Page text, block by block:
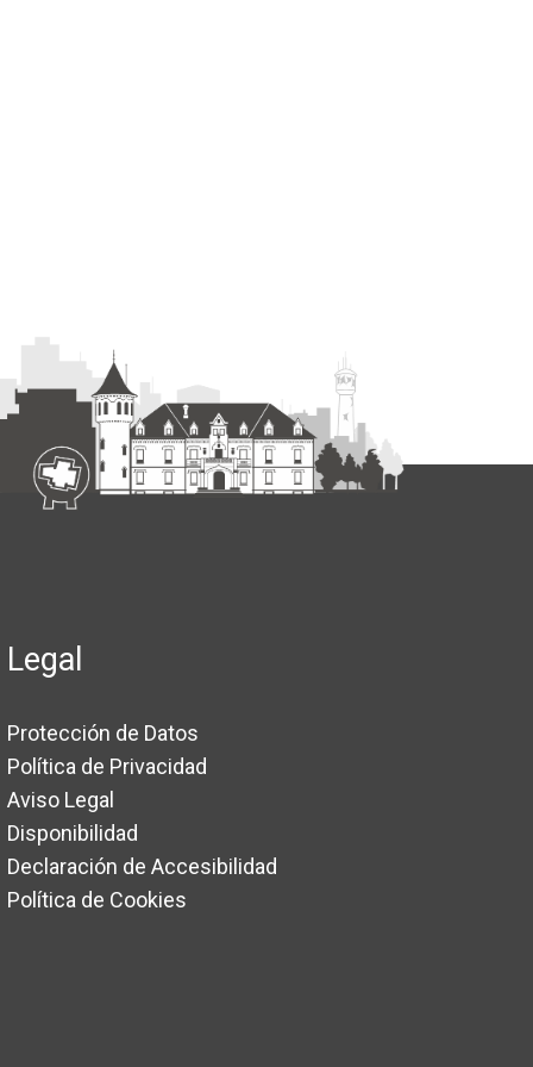
Legal
Protección de Datos
Política de Privacidad
Aviso Legal
Disponibilidad
Declaración de Accesibilidad
Política de Cookies